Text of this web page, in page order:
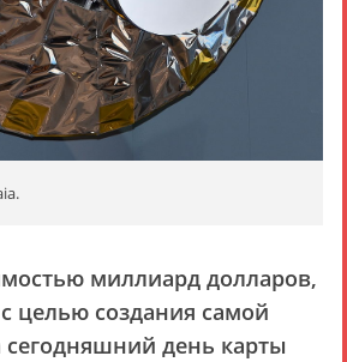
миллиард долларов,
целью создания самой
день карты